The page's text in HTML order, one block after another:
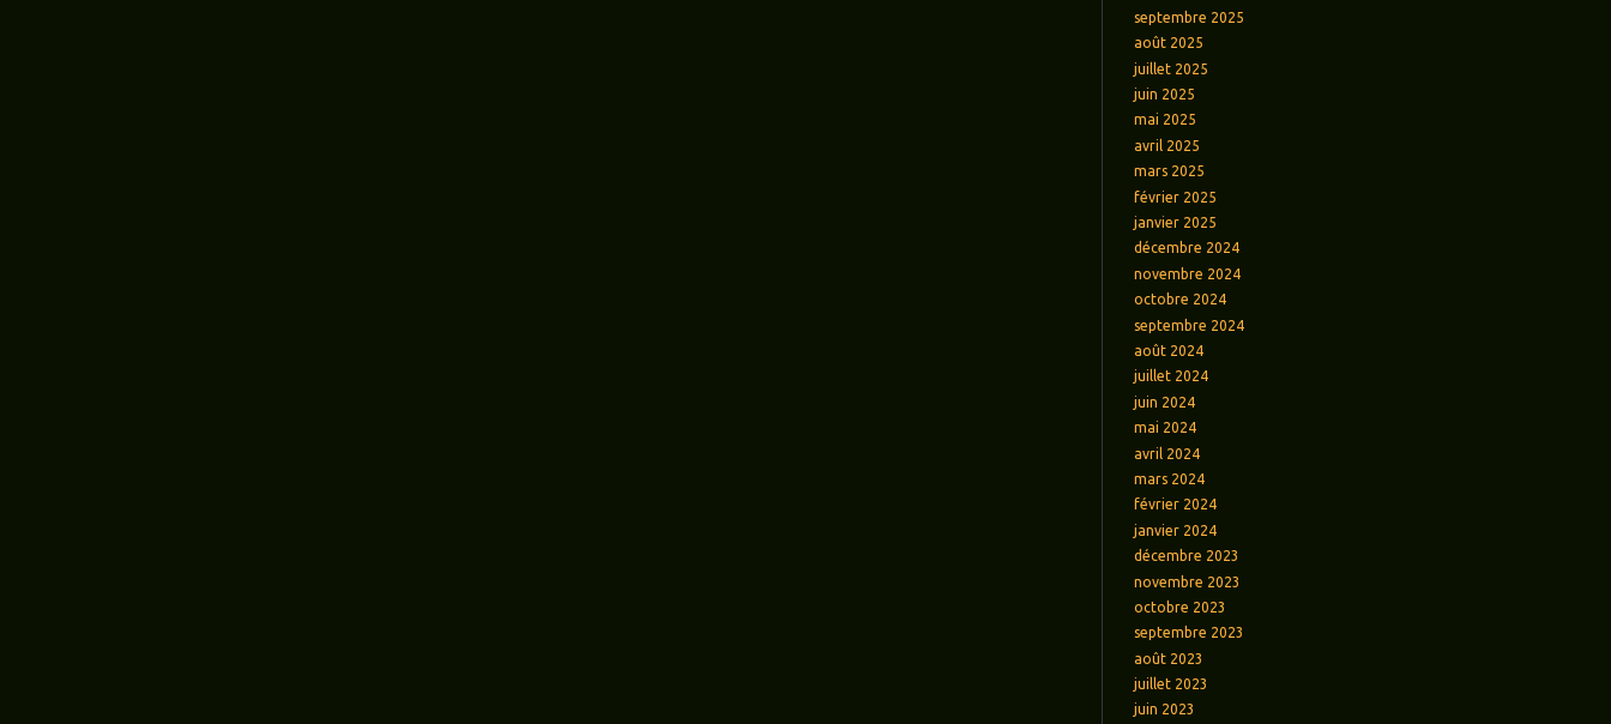
septembre 2025
août 2025
juillet 2025
juin 2025
mai 2025
avril 2025
mars 2025
février 2025
janvier 2025
décembre 2024
novembre 2024
octobre 2024
septembre 2024
août 2024
juillet 2024
juin 2024
mai 2024
avril 2024
mars 2024
février 2024
janvier 2024
décembre 2023
novembre 2023
octobre 2023
septembre 2023
août 2023
juillet 2023
juin 2023